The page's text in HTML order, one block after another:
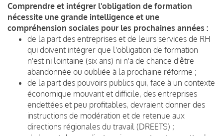
Comprendre et intégrer l'obligation de formation
nécessite une grande intelligence et une
compréhension sociales pour les prochaines années :
de la part des entreprises et de leurs services de RH
qui doivent intégrer que l'obligation de formation
n'est ni lointaine (six ans) ni n'a de chance d'être
abandonnée ou oubliée à la prochaine réforme ;
de la part des pouvoirs publics qui, face à un contexte
économique mouvant et difficile, des entreprises
endettées et peu profitables, devraient donner des
instructions de modération et de retenue aux
directions régionales du travail (DREETS) ;